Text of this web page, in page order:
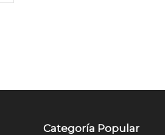
Categoría Popular